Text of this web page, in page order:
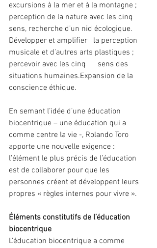
excursions à la mer et à la montagne ;
perception de la nature avec les cinq
sens, recherche d’un nid écologique.
Développer et amplifier   la perception
musicale et d’autres arts plastiques ;
percevoir avec les cinq      sens des
situations humaines.Expansion de la
conscience éthique.
En semant l’idée d’une éducation
biocentrique – une éducation qui a
comme centre la vie -, Rolando Toro
apporte une nouvelle exigence :
l’élément le plus précis de l’éducation
est de collaborer pour que les
personnes créent et développent leurs
propres « règles internes pour vivre ».
Éléments constitutifs de l’éducation
biocentrique
L’éducation biocentrique a comme